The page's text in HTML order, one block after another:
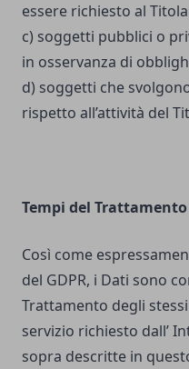
essere richiesto al
c) soggetti pubblici o
in osservanza di
d) soggetti che
rispetto all’attività del
Tempi del Trattamento
Così come
del GDPR, i Dati sono
Trattamento degli
servizio richiesto dall’
sopra descritte in